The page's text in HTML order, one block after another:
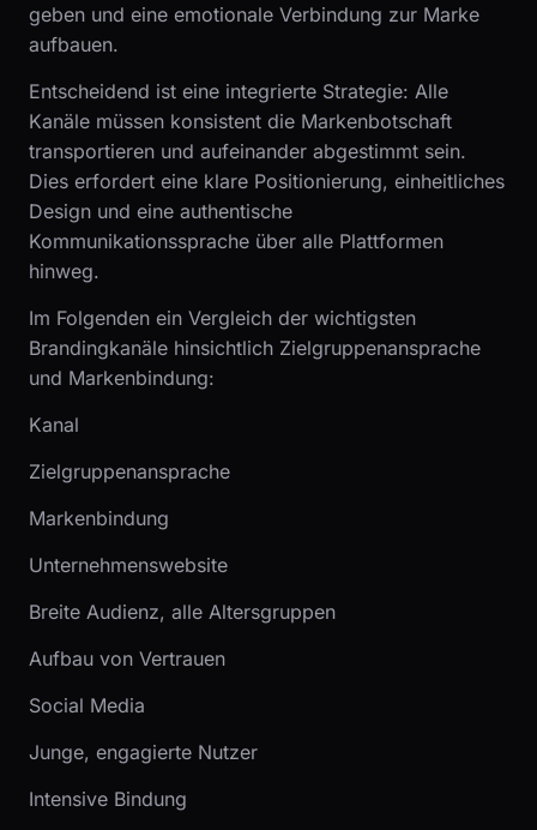
geben und eine emotionale Verbindung zur Marke
aufbauen.
Entscheidend ist eine integrierte Strategie: Alle
Kanäle müssen konsistent die Markenbotschaft
transportieren und aufeinander abgestimmt sein.
Dies erfordert eine klare Positionierung, einheitliches
Design und eine authentische
Kommunikationssprache über alle Plattformen
hinweg.
Im Folgenden ein Vergleich der wichtigsten
Brandingkanäle hinsichtlich Zielgruppenansprache
und Markenbindung:
Kanal
Zielgruppenansprache
Markenbindung
Unternehmenswebsite
Breite Audienz, alle Altersgruppen
Aufbau von Vertrauen
Social Media
Junge, engagierte Nutzer
Intensive Bindung